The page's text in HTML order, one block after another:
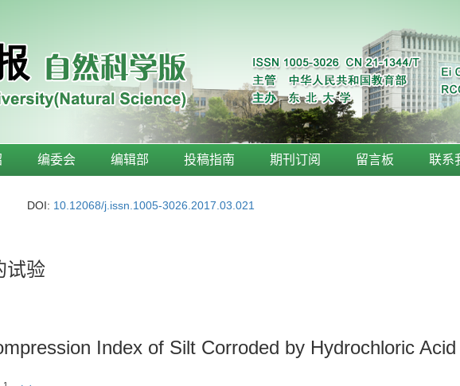
编委会 编辑部 投稿指南 期刊订阅 留言板 联系
DOI: 10.12068/j.issn.1005-3026.2017.03.021
试验
Index of Silt Corroded by Hydrochloric